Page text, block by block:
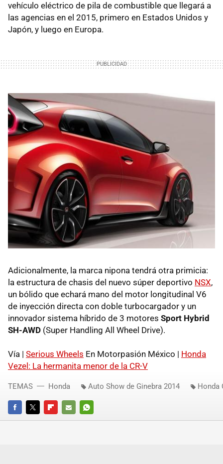
vehículo eléctrico de pila de combustible que llegará a
las agencias en el 2015, primero en Estados Unidos y
Japón, y luego en Europa.
Adicionalmente, la marca nipona tendrá otra primicia:
la estructura de chasis del nuevo súper deportivo NSX,
un bólido que echará mano del motor longitudinal V6
de inyección directa con doble turbocargador y un
innovador sistema híbrido de 3 motores Sport Hybrid
SH-AWD (Super Handling All Wheel Drive).
Vía | Serious Wheels En Motorpasión México | Honda
Vezel: La hermanita menor de la CR-V
FACEBOOKTWITTERFLIPBOARD
E-
WHATSAPP
TEMAS Honda Auto Show de Ginebra 2014 Honda